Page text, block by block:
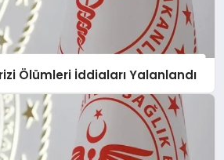
Ölümleri İddiaları Yalanlandı